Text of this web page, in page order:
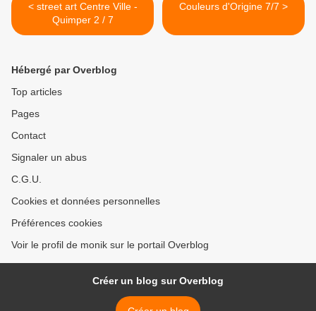
< street art Centre Ville -
Quimper 2 / 7
Couleurs d'Origine 7/7 >
Hébergé par Overblog
Top articles
Pages
Contact
Signaler un abus
C.G.U.
Cookies et données personnelles
Préférences cookies
Voir le profil de monik sur le portail Overblog
Créer un blog sur Overblog